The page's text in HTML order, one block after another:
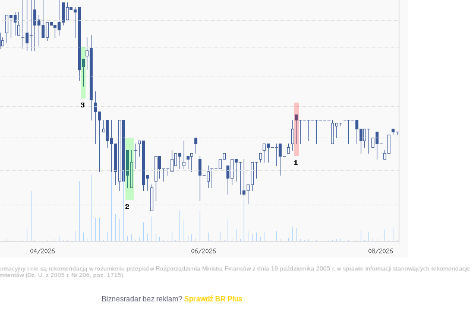
i nie są rekomendacją w rozumieniu przepisów Rozporządzenia Ministra Finansów z dnia 19 października 2005 r. w sprawie informacji stanowiących rekomendacje
(Dz. U. z 2005 r. Nr 206, poz. 1715).
Biznesradar bez reklam? Sprawdź BR Plus